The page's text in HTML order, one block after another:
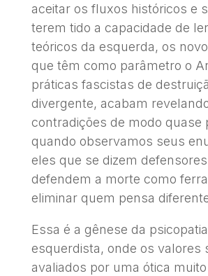
aceitar os fluxos históricos e
terem tido a capacidade de
teóricos da esquerda, os
que têm como parâmetro o
práticas fascistas de
divergente, acabam
contradições de modo quase
quando observamos seus
eles que se dizem
defendem a morte como
eliminar quem pensa
Essa é a gênese da psicopatia
esquerdista, onde os valores
avaliados por uma ótica